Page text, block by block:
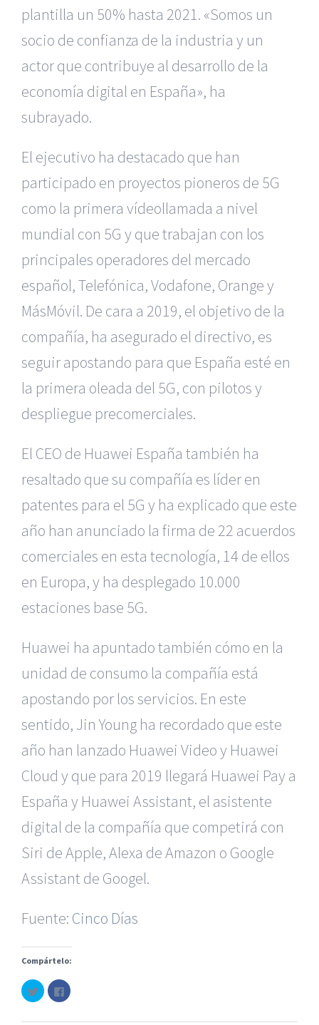
plantilla un 50% hasta 2021. «Somos un
socio de confianza de la industria y un
actor que contribuye al desarrollo de la
economía digital en España», ha
subrayado.
El ejecutivo ha destacado que han
participado en proyectos pioneros de 5G
como la primera vídeollamada a nivel
mundial con 5G y que trabajan con los
principales operadores del mercado
español, Telefónica, Vodafone, Orange y
MásMóvil. De cara a 2019, el objetivo de la
compañía, ha asegurado el directivo, es
seguir apostando para que España esté en
la primera oleada del 5G, con pilotos y
despliegue precomerciales.
El CEO de Huawei España también ha
resaltado que su compañía es líder en
patentes para el 5G y ha explicado que este
año han anunciado la firma de 22 acuerdos
comerciales en esta tecnología, 14 de ellos
en Europa, y ha desplegado 10.000
estaciones base 5G.
Huawei ha apuntado también cómo en la
unidad de consumo la compañía está
apostando por los servicios. En este
sentido, Jin Young ha recordado que este
año han lanzado Huawei Video y Huawei
Cloud y que para 2019 llegará Huawei Pay a
España y Huawei Assistant, el asistente
digital de la compañía que competirá con
Siri de Apple, Alexa de Amazon o Google
Assistant de Googel.
Fuente: Cinco Días
Compártelo:
Haz
clic
para
en
Haz
clic
en
|Recursos Administrativos | BGD Abogados Murcia|
Abogados Alicante|BGD Abogados Madrid
Servicios de nuestra Firma |
|Formación para Abogados
Accidentes de Alicante
© Copyright 2010 -